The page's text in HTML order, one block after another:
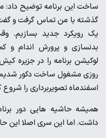
ساخت این برنامه توضیح
گذشته با من تماس گرفت و
یک رویکرد جدید بسازیم.
بدنسازی و پرورش اندام و
لوکیشن برنامه را در جزیره
اسفندماه تصویربرداری را شروع
همیشه حاشیه هایی دور
داشت. اما این سری اصلا این